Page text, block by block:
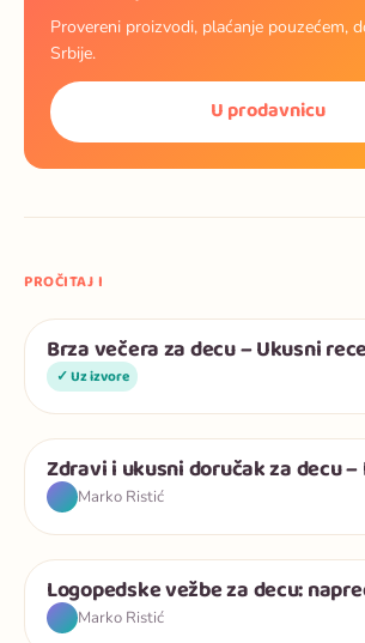
Provereni proizvodi, plaćanje pouzećem,
Srbije.
U prodavnicu
PROČITAJ I
Deca
Brza večera za decu – Ukusni
✓ Uz izvore
Deca
Zdravi i ukusni doručak za decu –
Marko Ristić
Deca
Logopedske vežbe za decu:
Marko Ristić